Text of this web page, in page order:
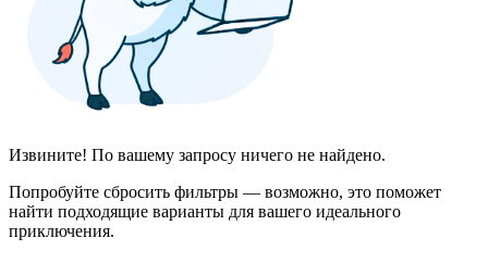
Извините! По вашему запросу ничего не найдено.
Попробуйте сбросить фильтры — возможно, это поможет
найти подходящие варианты для вашего идеального
приключения.